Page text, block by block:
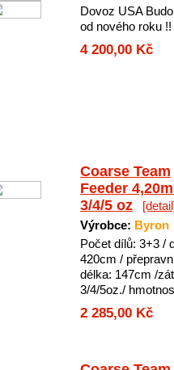
Dovoz USA
od nového roku !!
4 200,00 Kč
Coarse Team
Feeder
3/4/5 oz
Výrobce: Byron
Počet dílů: 3+3 /
420cm /
délka: 147cm /
3/4/5oz./
2 285,00 Kč